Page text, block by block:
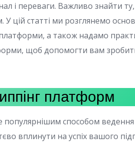
і переваги. Важливо знайти
цій статті ми розглянемо
а також надамо
щоб допомогти вам
платформ
способом ведення
вплинути на успіх вашого